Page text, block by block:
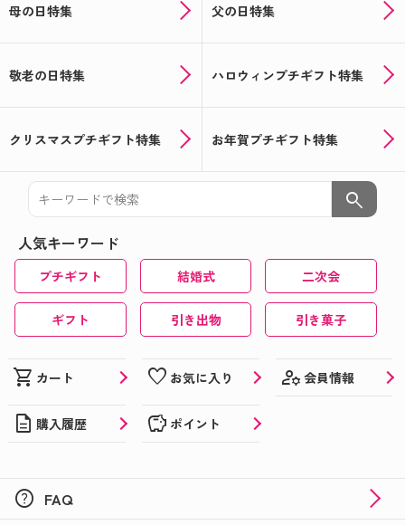
母の日特集 父の日特集
敬老の日特集 ハロウィンプチギフト特集
クリスマスプチギフト特集 お年賀プチギフト特集
search
人気キーワード
プチギフト 結婚式 二次会
ギフト 引き出物 引き菓子
shopping_cart カート favorite お気に入り manage_accounts 会員情報
description 購入履歴 savings ポイント
help FAQ